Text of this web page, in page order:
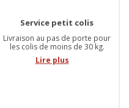
Service petit colis
Livraison au pas de porte pour
les colis de moins de 30 kg.
Lire plus